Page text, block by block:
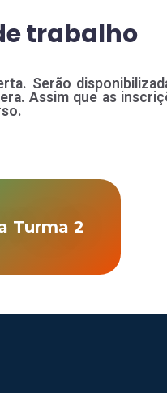
trabalho
Serão
. Assim que as
Turma 2